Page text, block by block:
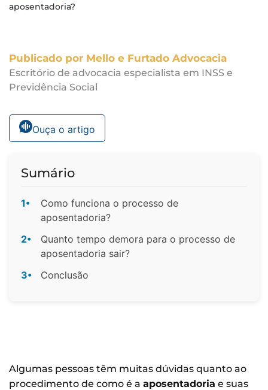
aposentadoria?
Publicado por Mello e Furtado Advocacia
Escritório de advocacia especialista em INSS e
Previdência Social
Ouça o artigo
Sumário
1•
Como funciona o processo de
aposentadoria?
2•
Quanto tempo demora para o processo de
aposentadoria sair?
3•
Conclusão
Algumas pessoas têm muitas dúvidas quanto ao
procedimento de como é a aposentadoria e suas